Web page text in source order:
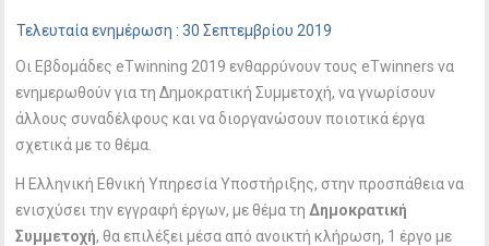
Τελευταία ενημέρωση : 30 Σεπτεμβρίου 2019
Οι Εβδομάδες eTwinning 2019 ενθαρρύνουν τους eTwinners να
ενημερωθούν για τη Δημοκρατική Συμμετοχή, να γνωρίσουν
άλλους συναδέλφους και να διοργανώσουν ποιοτικά έργα
σχετικά με το θέμα.
Η Ελληνική Εθνική Υπηρεσία Υποστήριξης, στην προσπάθεια να
ενισχύσει την εγγραφή έργων, με θέμα τη Δημοκρατική
Συμμετοχή, θα επιλέξει μέσα από ανοικτή κλήρωση, 1 έργo με